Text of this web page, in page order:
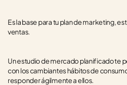
Es la base para tu plan de marketing,
ventas.
Un estudio de mercado planificado te
con los cambiantes hábitos de
responder ágilmente a ellos.